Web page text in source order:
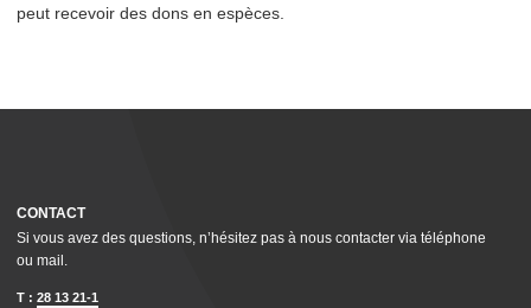
peut recevoir des dons en espèces.
CONTACT
Si vous avez des questions, n’hésitez pas à nous contacter via téléphone
ou mail.
T : 28 13 21-1